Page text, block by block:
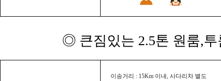
◎ 큰짐있는 2.5톤 원룸,
이송거리 : 15Km 이내, 사다리차 별도